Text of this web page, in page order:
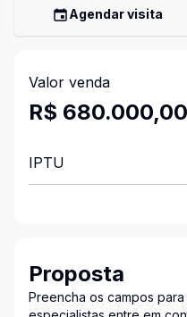
Agendar visita
Valor venda
R$ 680.000,00
IPTU
Proposta
Preencha os campos